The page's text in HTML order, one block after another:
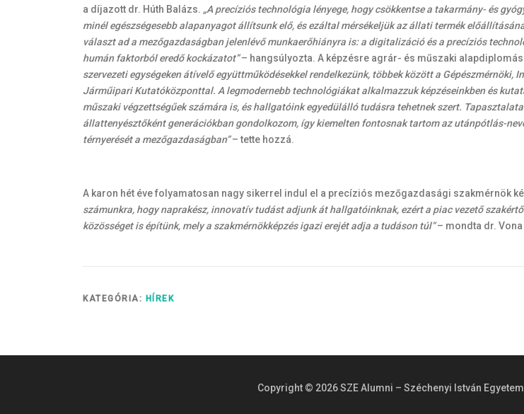
a díjazott dr. Húth Balázs. „A precíziós technológia lényege, hogy csökkentse a takarmány- és
minél egészségesebb alapanyagot állítsunk elő, és ezáltal mérsékeljük az állati termék
választ ad a mezőgazdaságban jelenlévő munkaerőhiányra is: a digitalizáció és a precíziós
humán faktorból eredő kockázatot”– hangsúlyozta. A képzésre agrár- és műszaki
szervezeti egységeken átívelő együttműködésekkel rendelkezünk, többek között a
Járműipari Kutatóközponttal. A legmodernebb technológiákat alkalmazzuk képzéseinkben és
műszaki végzettségűek számára is, és hallgatóink egyedülálló tudásra tehetnek szert.
állattenyésztőként generációkban gondolkozom, így kiemelten fontosnak tartom az utánpótlás-
térnyerését a mezőgazdaságban”– tette hozzá.
A karon hét éve folyamatosan nagy sikerrel indul el a precíziós mezőgazdasági szakmérnök
számunkra, hogy naprakész, innovatív tudást adjunk át hallgatóinknak, ezért a piac vezető
közösséget is építünk, mely a szakmérnökképzés igazi erejét adja a tudáson túl”– mondta dr.
KATEGÓRIA: HÍREK
Copyright © 2026 SZE Alumni – Széchenyi István Egyetem